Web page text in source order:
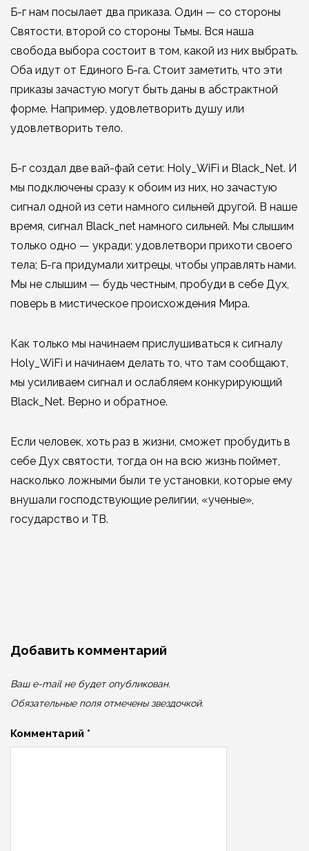
Б-г нам посылает два приказа. Один — со стороны
Святости, второй со стороны Тьмы. Вся наша
свобода выбора состоит в том, какой из них выбрать.
Оба идут от Единого Б-га. Стоит заметить, что эти
приказы зачастую могут быть даны в абстрактной
форме. Например, удовлетворить душу или
удовлетворить тело.
Б-г создал две вай-фай сети: Holy_WiFi и Black_Net. И
мы подключены сразу к обоим из них, но зачастую
сигнал одной из сети намного сильней другой. В наше
время, сигнал Black_net намного сильней. Мы слышим
только одно — укради; удовлетвори прихоти своего
тела; Б-га придумали хитрецы, чтобы управлять нами.
Мы не слышим — будь честным, пробуди в себе Дух,
поверь в мистическое происхождения Мира.
Как только мы начинаем прислушиваться к сигналу
Holy_WiFi и начинаем делать то, что там сообщают,
мы усиливаем сигнал и ослабляем конкурирующий
Black_Net. Верно и обратное.
Если человек, хоть раз в жизни, сможет пробудить в
себе Дух святости, тогда он на всю жизнь поймет,
насколько ложными были те установки, которые ему
внушали господствующие религии, «ученые»,
государство и ТВ.
Добавить комментарий
Ваш e-mail не будет опубликован.
Обязательные поля отмечены звездочкой.
Комментарий *